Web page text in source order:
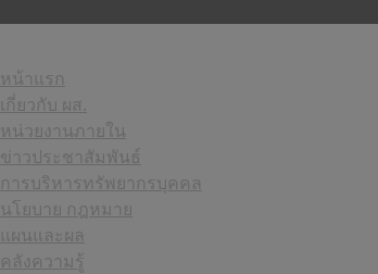
หน้าแรก
เกี่ยวกับ ผส.
หน่วยงานภายใน
ข่าวประชาสัมพันธ์
การบริหารทรัพยากรบุคคล
นโยบาย กฎหมาย
แผนและผล
คลังความรู้